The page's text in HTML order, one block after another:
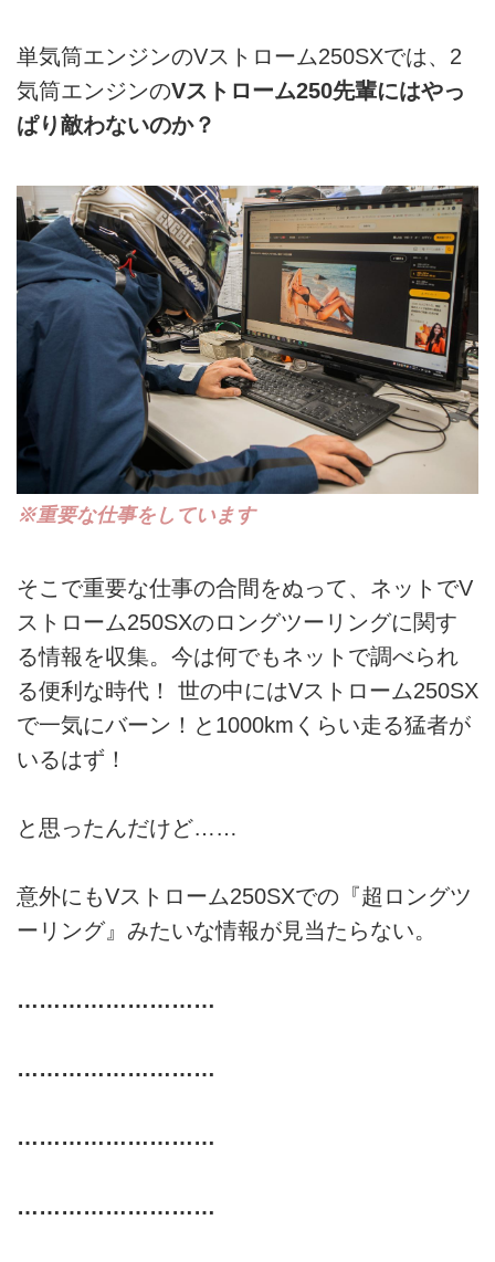
単気筒エンジンのVストローム250SXでは、2
気筒エンジンのVストローム250先輩にはやっ
ぱり敵わないのか？
※重要な仕事をしています
そこで重要な仕事の合間をぬって、ネットでV
ストローム250SXのロングツーリングに関す
る情報を収集。今は何でもネットで調べられ
る便利な時代！ 世の中にはVストローム250SX
で一気にバーン！と1000kmくらい走る猛者が
いるはず！
と思ったんだけど……
意外にもVストローム250SXでの『超ロングツ
ーリング』みたいな情報が見当たらない。
………………………
………………………
………………………
………………………